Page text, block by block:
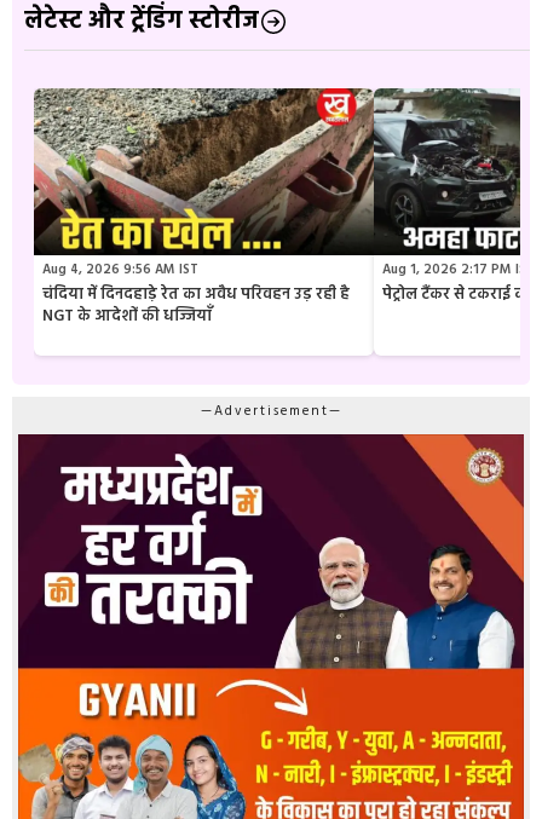
लेटेस्ट और ट्रेंडिंग स्टोरीज
Aug 4, 2026 9:56 AM IST
चंदिया में दिनदहाड़े रेत का अवैध परिवहन उड़ रही है
NGT के आदेशों की धज्जियाँ
Aug 1, 2026 2:17 PM IST
पेट्रोल टैंकर से टकराई
—Advertisement—